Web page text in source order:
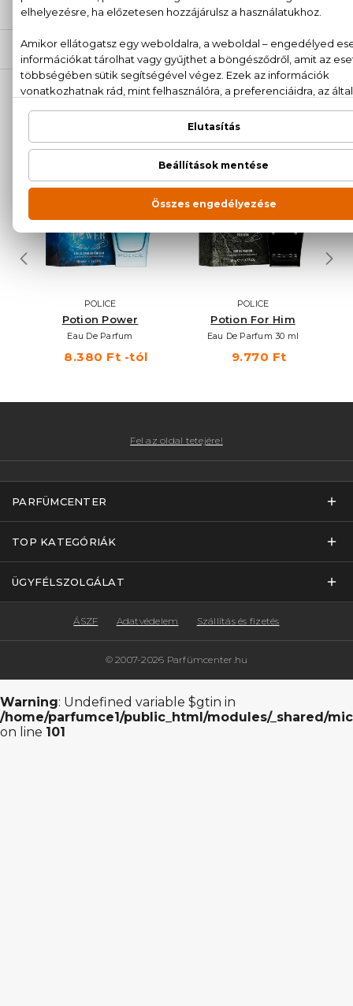
SZÁLLÍTÁS
NEKED AJÁNLJUK
POLICE
Potion Power
Eau De Parfum
8.380 Ft -tól
POLICE
Potion For Him
Eau De Parfum 30 ml
9.770 Ft
Fel az oldal tetejére!
PARFÜMCENTER
TOP KATEGÓRIÁK
ÜGYFÉLSZOLGÁLAT
© 2007-2026 Parfümcenter.hu
ÁSZF Adatvédelem Szállítás és fizetés
Warning: Undefined variable $gtin in
/home/parfumce1/public_html/modules/_shared/
on line 101